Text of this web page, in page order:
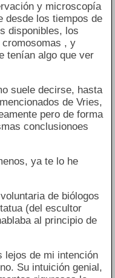
y microscopía
desde los tiempos de
disponibles, los
, y
tenían algo que ver
suele decirse, hasta
de Vries,
pero de forma
conclusionoes
ya te lo he
de biólogos
(del escultor
al principio de
lejos de mi intención
Su intuición genial,